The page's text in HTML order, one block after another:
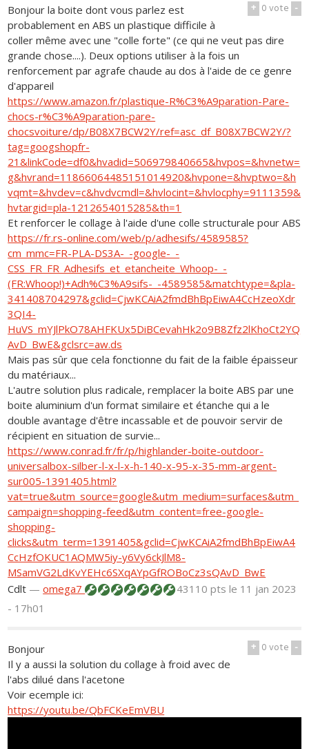
+ 0vote -
Bonjour la boite dont vous parlez est
probablement en ABS un plastique difficile à
coller même avec une "colle forte" (ce qui ne veut pas dire
grande chose....). Deux options utiliser à la fois un
renforcement par agrafe chaude au dos à l'aide de ce genre
d'appareil
https://www.amazon.fr/plastique-R%C3%A9paration-Pare-
chocs-r%C3%A9paration-pare-
chocsvoiture/dp/B08X7BCW2Y/ref=asc_df_B08X7BCW2Y/?
tag=googshopfr-
21&linkCode=df0&hvadid=506979840665&hvpos=&hvnetw=
g&hvrand=11866064485151014920&hvpone=&hvptwo=&h
vqmt=&hvdev=c&hvdvcmdl=&hvlocint=&hvlocphy=9111359&
hvtargid=pla-1212654015285&th=1
Et renforcer le collage à l'aide d'une colle structurale pour ABS
https://fr.rs-online.com/web/p/adhesifs/4589585?
cm_mmc=FR-PLA-DS3A-_-google-_-
CSS_FR_FR_Adhesifs_et_etancheite_Whoop-_-
(FR:Whoop!)+Adh%C3%A9sifs-_-4589585&matchtype=&pla-
341408704297&gclid=CjwKCAiA2fmdBhBpEiwA4CcHzeoXdr
3QI4-
HuVS_mYJlPkO78AHFKUx5DiBCevahHk2o9B8Zfz2lKhoCt2YQ
AvD_BwE&gclsrc=aw.ds
Mais pas sûr que cela fonctionne du fait de la faible épaisseur
du matériaux...
L'autre solution plus radicale, remplacer la boite ABS par une
boite aluminium d'un format similaire et étanche qui a le
double avantage d'être incassable et de pouvoir servir de
récipient en situation de survie...
https://www.conrad.fr/fr/p/highlander-boite-outdoor-
universalbox-silber-l-x-l-x-h-140-x-95-x-35-mm-argent-
sur005-1391405.html?
vat=true&utm_source=google&utm_medium=surfaces&utm_
campaign=shopping-feed&utm_content=free-google-
shopping-
clicks&utm_term=1391405&gclid=CjwKCAiA2fmdBhBpEiwA4
CcHzfOKUC1AQMW5iy-y6Vy6ckJlM8-
MSamVG2LdKvYEHc6SXqAYpGfROBoCz3sQAvD_BwE
Cdlt —omega7 43110 ptsle 11 jan 2023
- 17h01
+ 0vote -
Bonjour
Il y a aussi la solution du collage à froid avec de
l'abs dilué dans l'acetone
Voir ecemple ici:
https://youtu.be/QbFCKeEmVBU